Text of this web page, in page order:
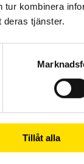
kombinera
deras tjänster.
Tillåt alla
Om